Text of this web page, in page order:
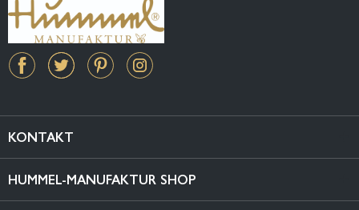
KONTAKT
HUMMEL-MANUFAKTUR SHOP